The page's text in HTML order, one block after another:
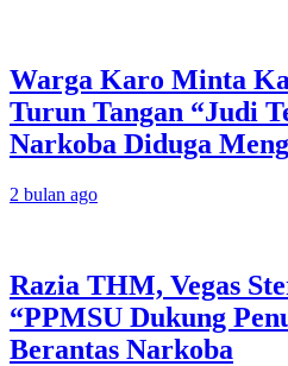
Warga Karo Minta
Turun Tangan “Judi
Narkoba Diduga
2 bulan ago
Razia THM, Vegas
“PPMSU Dukung
Berantas Narkoba